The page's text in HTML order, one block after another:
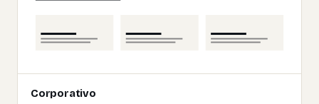
Corporativo